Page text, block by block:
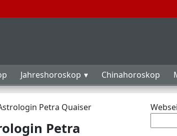
Jahreshoroskop Chinahoroskop
Petra Quaiser
Petra